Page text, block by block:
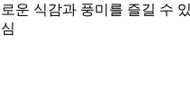
운 식감과 풍미를 즐길 수